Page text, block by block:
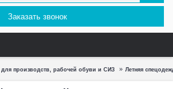
Заказать звонок
для производств, рабочей обуви и СИЗ Летняя